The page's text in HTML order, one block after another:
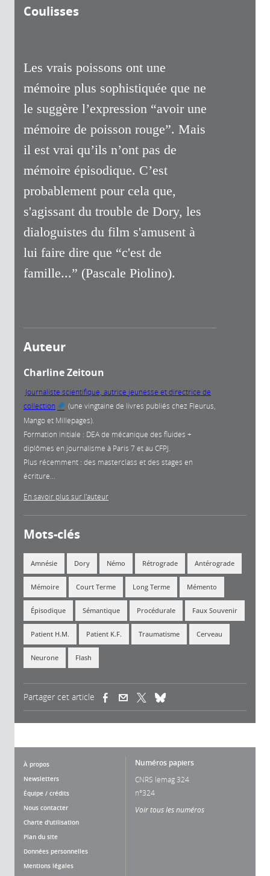
Coulisses
Les vrais poissons ont une
mémoire plus sophistiquée que ne
le suggère l’expression “avoir une
mémoire de poisson rouge”. Mais
il est vrai qu’ils n’ont pas de
mémoire épisodique. C’est
probablement pour cela que,
s'agissant du trouble de Dory, les
dialoguistes du film s'amusent à
lui faire dire que “c'est de
famille...” (Pascale Piolino).
Auteur
Charline Zeitoun
Journaliste scientifique, autrice jeunesse et directrice de
collection
(link is external)
(une vingtaine de livres publiés chez Fleurus,
Mango et Millepages).
Formation initiale : DEA de mécanique des fluides +
diplômes en journalisme à Paris 7 et au CFPJ.
Plus récemment : des masterclass et des stages en
écriture...
En savoir plus sur l'auteur
Mots-clés
Amnésie Dory Némo Rétrograde Antérograde
Mémoire Court Terme Long Terme Mémento
Épisodique Sémantique Procédurale Faux Souvenir
Patient H.M. Patient K.F. Traumatisme Cerveau
Neurone Flash
Partager cet article (link is external)(link is external)
À propos
Newsletters
Équipe / crédits
Nous contacter
Charte d'utilisation
Plan du site
Données personnelles
Mentions légales
Numéros papiers
CNRS lemag 324
n°324
Voir tous les numéros